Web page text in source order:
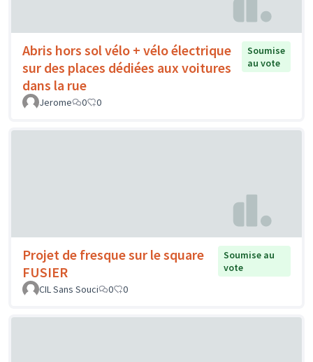
Abris hors sol vélo + vélo électrique
sur des places dédiées aux voitures
dans la rue
Soumise
au vote
Jerome 0 0
Projet de fresque sur le square
FUSIER
Soumise au
vote
CIL Sans Souci
0 0